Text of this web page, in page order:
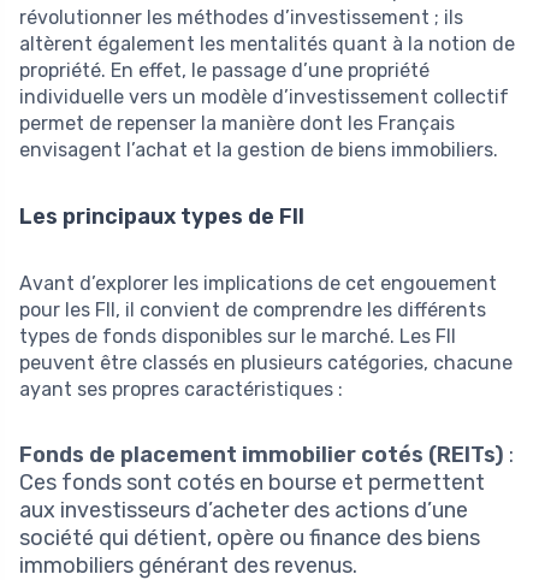
révolutionner les méthodes d’investissement ; ils
altèrent également les mentalités quant à la notion de
propriété. En effet, le passage d’une propriété
individuelle vers un modèle d’investissement collectif
permet de repenser la manière dont les Français
envisagent l’achat et la gestion de biens immobiliers.
Les principaux types de FII
Avant d’explorer les implications de cet engouement
pour les FII, il convient de comprendre les différents
types de fonds disponibles sur le marché. Les FII
peuvent être classés en plusieurs catégories, chacune
ayant ses propres caractéristiques :
Fonds de placement immobilier cotés (REITs) :
Ces fonds sont cotés en bourse et permettent
aux investisseurs d’acheter des actions d’une
société qui détient, opère ou finance des biens
immobiliers générant des revenus.